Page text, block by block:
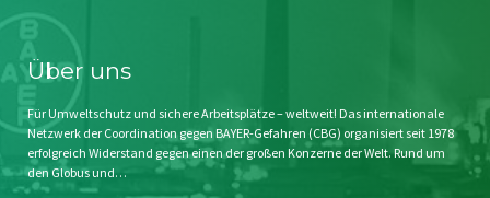
Kontakt
Impressum
Störfälle
Stichwort BAYER
Jahrestagung
SPENDEN
Über uns
Für Umweltschutz und sichere Arbeitsplätze – weltweit! Das internationale
Netzwerk der Coordination gegen BAYER-Gefahren (CBG) organisiert seit 1978
erfolgreich Widerstand gegen einen der großen Konzerne der Welt. Rund um
den Globus und…